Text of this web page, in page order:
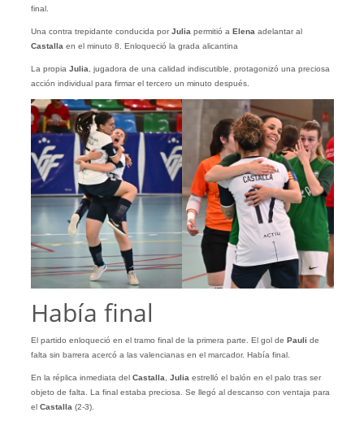
final.
Una contra trepidante conducida porJulia permitió a Elena adelantar al
Castalla en el minuto 8. Enloqueció la grada alicantina
La propia Julia , jugadora de una calidad indiscutible, protagonizó una preciosa
acción individual para firmar el tercero un minuto después.
Había final
El partido enloqueció en el tramo final de la primera parte. El gol de Pauli de
falta sin barrera acercó a las valencianas en el marcador. Había final.
En la réplica inmediata del Castalla Julia estrelló el balón en el palo tras ser
objeto de falta. La final estaba preciosa. Se llegó al descanso con ventaja para
el Castalla (2-3).